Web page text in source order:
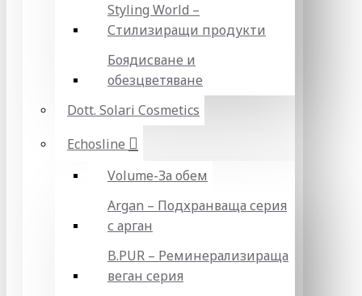
Styling World –
Стилизиращи продукти
Боядисване и
обезцветяване
Dott. Solari Cosmetics
Echosline
Volume-За обем
Argan – Подхранваща серия
с арган
B.PUR – Реминерализираща
веган серия